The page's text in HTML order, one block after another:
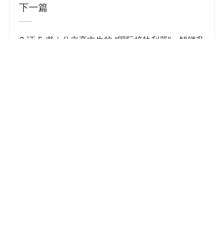
下一篇
3 证 5 书｜公立高中生的 “国际接轨利器”，解锁升